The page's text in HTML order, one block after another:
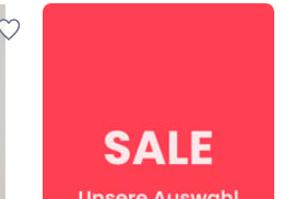
Unsere